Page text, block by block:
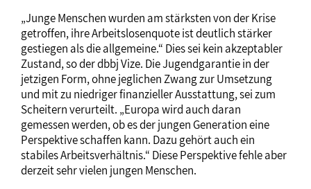
„Junge Menschen wurden am stärksten von der Krise
getroffen, ihre Arbeitslosenquote ist deutlich stärker
gestiegen als die allgemeine.“ Dies sei kein akzeptabler
Zustand, so der dbbj Vize. Die Jugendgarantie in der
jetzigen Form, ohne jeglichen Zwang zur Umsetzung
und mit zu niedriger finanzieller Ausstattung, sei zum
Scheitern verurteilt. „Europa wird auch daran
gemessen werden, ob es der jungen Generation eine
Perspektive schaffen kann. Dazu gehört auch ein
stabiles Arbeitsverhältnis.“ Diese Perspektive fehle aber
derzeit sehr vielen jungen Menschen.